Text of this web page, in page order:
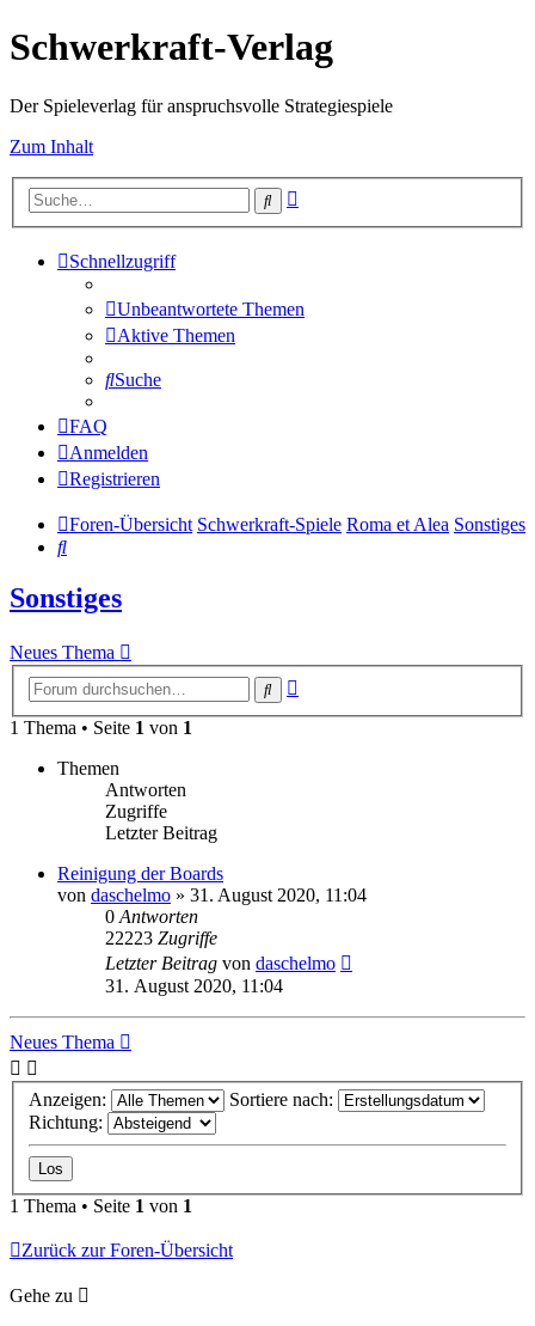
Schwerkraft-Verlag
Der Spieleverlag für anspruchsvolle Strategiespiele
Zum Inhalt
Suche
Schnellzugriff
Unbeantwortete Themen
Aktive Themen
Suche
FAQ
Anmelden
Registrieren
Foren-Übersicht Schwerkraft-Spiele Roma et Alea Sonstiges
Suche
Sonstiges
Neues Thema
Suche
1 Thema • Seite 1 von 1
Themen
Antworten
Zugriffe
Letzter Beitrag
Reinigung der Boards
von daschelmo » 31. August 2020, 11:04
0 Antworten
22223 Zugriffe
Letzter Beitrag von daschelmo
31. August 2020, 11:04
Neues Thema
Anzeigen:
Sortiere nach:
Richtung:
1 Thema • Seite 1 von 1
Zurück zur Foren-Übersicht
Gehe zu